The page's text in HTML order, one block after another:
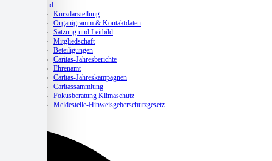
Verband
Kurzdarstellung
Organigramm & Kontaktdaten
Satzung und Leitbild
Mitgliedschaft
Beteiligungen
Caritas-Jahresberichte
Ehrenamt
Caritas-Jahreskampagnen
Caritassammlung
Fokusberatung Klimaschutz
Meldestelle-Hinweisgeberschutzgesetz